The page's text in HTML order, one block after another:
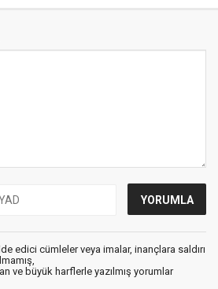
edici cümleler veya imalar, inançlara saldırı
ve büyük harflerle yazılmış yorumlar